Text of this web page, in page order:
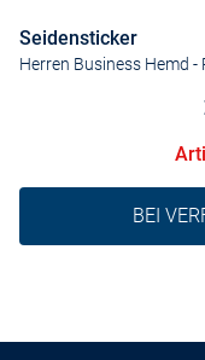
Seidensticker
Herren Business Hemd -
BEI